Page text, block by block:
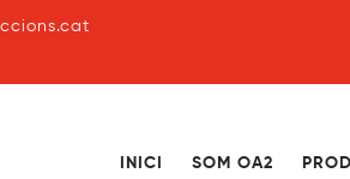
INICI SOM OA2